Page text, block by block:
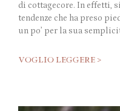
di cottagecore. In effetti,
tendenze che ha preso
un po’ per la sua
VOGLIO LEGGERE >